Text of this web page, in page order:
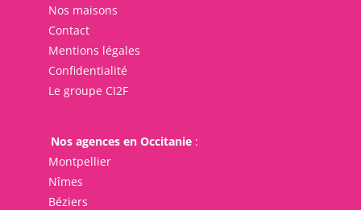
Nos maisons
Contact
Mentions légales
Confidentialité
Le groupe CI2F
Nos agences en Occitanie:
Montpellier
Nîmes
Béziers